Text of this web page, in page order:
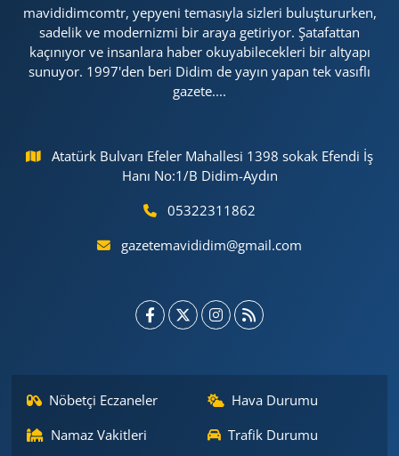
mavididimcomtr, yepyeni temasıyla sizleri buluştururken,
sadelik ve modernizmi bir araya getiriyor. Şatafattan
kaçınıyor ve insanlara haber okuyabilecekleri bir altyapı
sunuyor. 1997'den beri Didim de yayın yapan tek vasıflı
gazete....
Atatürk Bulvarı Efeler Mahallesi 1398 sokak Efendi İş
Hanı No:1/B Didim-Aydın
05322311862
gazetemavididim@gmail.com
Nöbetçi Eczaneler
Hava Durumu
Namaz Vakitleri
Trafik Durumu